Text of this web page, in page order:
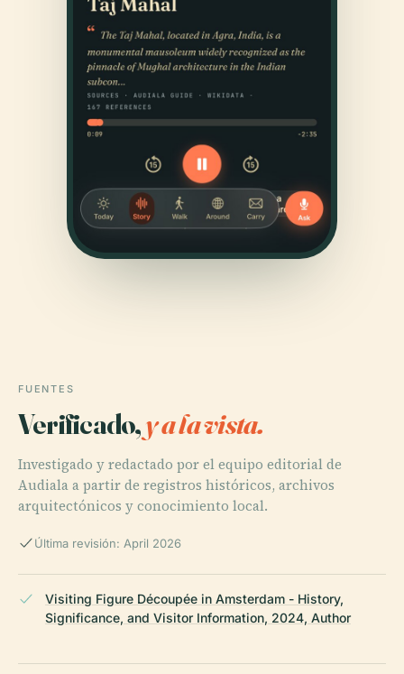
FUENTES
Verificado,y a la vista.
Investigado y redactado por el equipo editorial de
Audiala a partir de registros históricos, archivos
arquitectónicos y conocimiento local.
Última revisión: April 2026
Visiting Figure Découpée in Amsterdam - History,
Significance, and Visitor Information, 2024, Author